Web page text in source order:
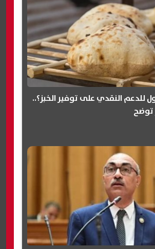
للدعم النقدي على توفير الخبز؟..
توضح